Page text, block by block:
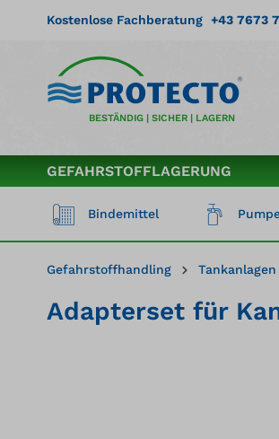
Zur Hauptnavigation springen
Kostenlose Fachberatung +43 7673
BESTÄNDIG | SICHER | LAGERN
GEFAHRSTOFFLAGERUNG
Bindemittel
Gefahrstoffhandling Tankanlagen
Adapterset für